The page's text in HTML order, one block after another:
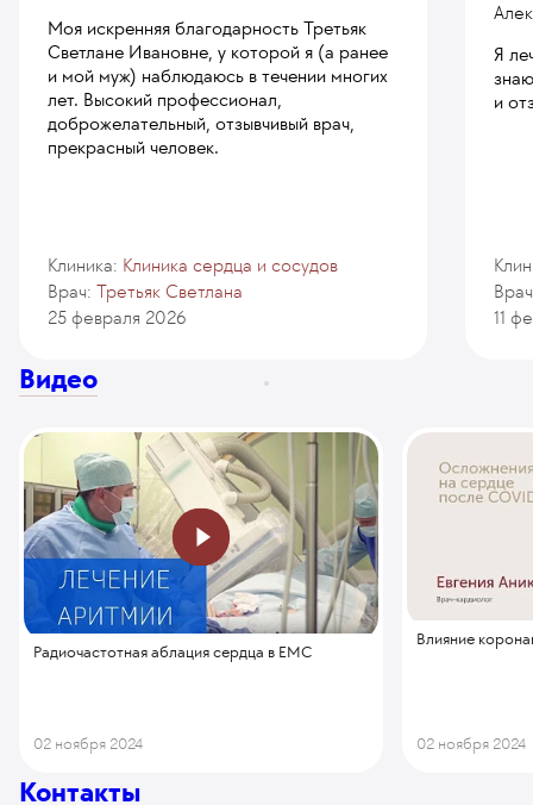
Моя искренняя благодарность Третьяк
Светлане Ивановне, у которой я (а ранее
и мой муж) наблюдаюсь в течении многих
лет. Высокий профессионал,
доброжелательный, отзывчивый врач,
прекрасный человек.
Клиника: Клиника сердца и сосудов
Врач: Третьяк Светлана
25 февраля 2026
Я
и
11
Видео
Радиочастотная аблация сердца в EMC
02 ноября 2024
Влияние
02 ноября 2024
Контакты